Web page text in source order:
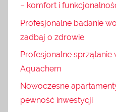
– komfort i
Profesjonalne badanie
zadbaj o zdrowie
Profesjonalne sprzątanie
Aquachem
Nowoczesne
pewność inwestycji